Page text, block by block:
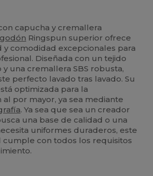
capucha y cremallera
Ringspun superior ofrece
y comodidad excepcionales para
Diseñada con un tejido
una cremallera SBS robusta,
perfecto lavado tras lavado. Su
optimizada para la
al por mayor, ya sea mediante
. Ya sea que sea un creador
una base de calidad o una
uniformes duraderos, este
cumple con todos los requisitos